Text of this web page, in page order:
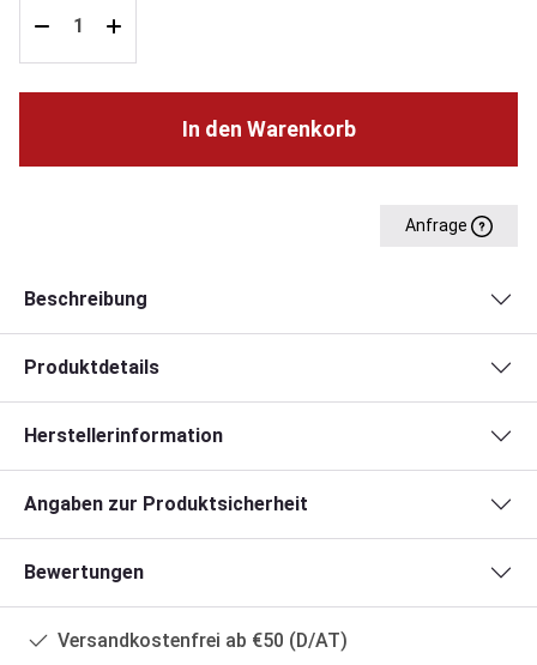
In den Warenkorb
Anfrage
Beschreibung
Produktdetails
Herstellerinformation
Angaben zur Produktsicherheit
Bewertungen
Versandkostenfrei ab €50 (D/AT)